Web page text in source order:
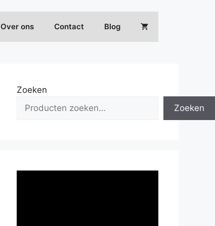
Over ons Contact Blog
Zoeken
Zoeken